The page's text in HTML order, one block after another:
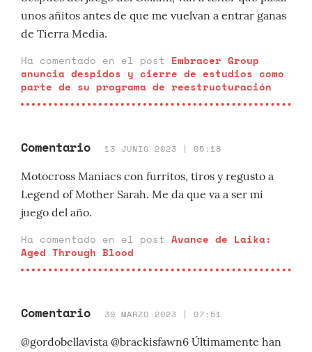
unos añitos antes de que me vuelvan a entrar ganas
de Tierra Media.
Ha comentado en el post Embracer Group
anuncia despidos y cierre de estudios como
parte de su programa de reestructuración
Comentario 13 JUNIO 2023 | 05:18
Motocross Maniacs con furritos, tiros y regusto a
Legend of Mother Sarah. Me da que va a ser mi
juego del año.
Ha comentado en el post Avance de Laika:
Aged Through Blood
Comentario 30 MARZO 2023 | 07:51
@gordobellavista @brackisfawn6 Últimamente han